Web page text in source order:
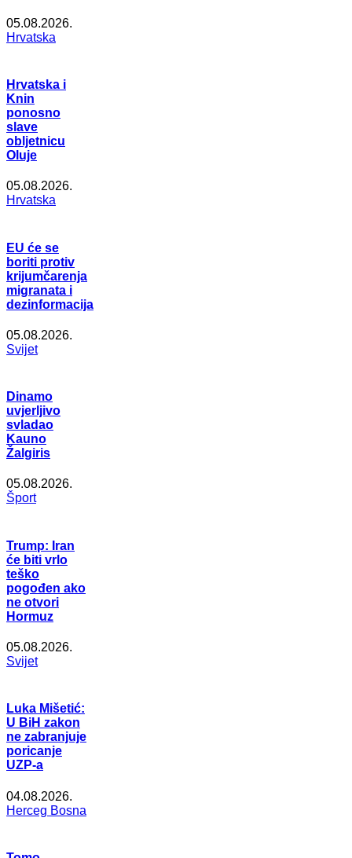
05.08.2026.
Hrvatska
Hrvatska i
Knin
ponosno
slave
obljetnicu
Oluje
05.08.2026.
Hrvatska
EU će se
boriti protiv
krijumčarenja
migranata i
dezinformacija
05.08.2026.
Svijet
Dinamo
uvjerljivo
svladao
Kauno
Žalgiris
05.08.2026.
Šport
Trump: Iran
će biti vrlo
teško
pogođen ako
ne otvori
Hormuz
05.08.2026.
Svijet
Luka Mišetić:
U BiH zakon
ne zabranjuje
poricanje
UZP-a
04.08.2026.
Herceg Bosna